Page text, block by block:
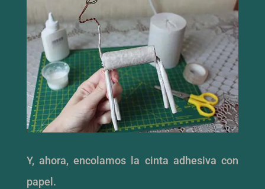
Y, ahora, encolamos la cinta adhesiva con
papel.